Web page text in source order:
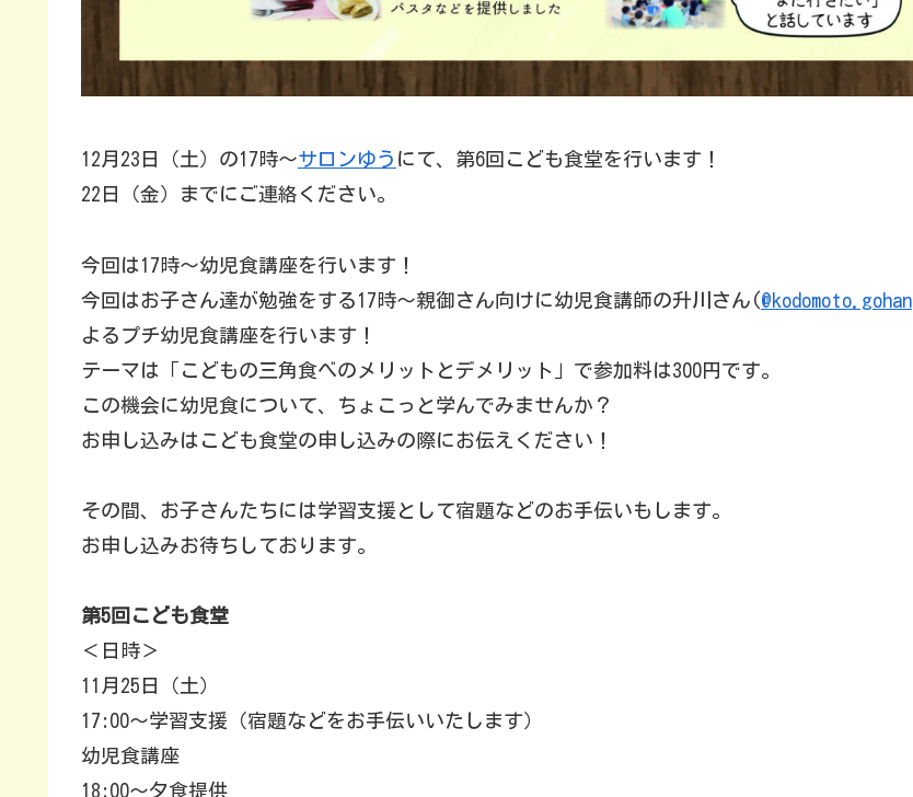
12月23日（土）の17時〜サロンゆう にて、第6回こども食堂を行います！
22日（金）までにご連絡ください。
今回は17時〜幼児食講座を行います！
今回はお子さん達が勉強をする17時〜親御さん向けに幼児食講師の升川さん(@kodomoto.gohan
よるプチ幼児食講座を行います！
テーマは「こどもの三角食べのメリットとデメリット」で参加料は300円です。
この機会に幼児食について、ちょこっと学んでみませんか？
お申し込みはこども食堂の申し込みの際にお伝えください！
その間、お子さんたちには学習支援として宿題などのお手伝いもします。
お申し込みお待ちしております。
第5回こども食堂
＜日時＞
11月25日（土）
17:00〜学習支援（宿題などをお手伝いいたします）
幼児食講座
18:00〜夕食提供